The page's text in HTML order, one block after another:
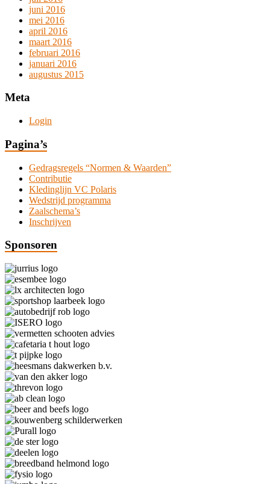
juni 2016
mei 2016
april 2016
maart 2016
februari 2016
januari 2016
augustus 2015
Meta
Login
Pagina’s
Gedragsregels “Normen & Waarden”
Contributie
Kledinglijn VC Polaris
Wedstrijd programma
Zaalschema’s
Inschrijven
Sponsoren